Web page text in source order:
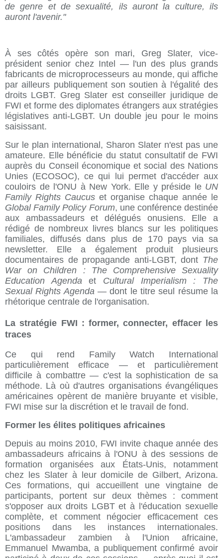
de genre et de sexualité, ils auront la culture, ils
auront l'avenir."
À ses côtés opère son mari, Greg Slater, vice-
président senior chez Intel — l'un des plus grands
fabricants de microprocesseurs au monde, qui affiche
par ailleurs publiquement son soutien à l'égalité des
droits LGBT. Greg Slater est conseiller juridique de
FWI et forme des diplomates étrangers aux stratégies
législatives anti-LGBT. Un double jeu pour le moins
saisissant.
Sur le plan international, Sharon Slater n'est pas une
amateure. Elle bénéficie du statut consultatif de FWI
auprès du Conseil économique et social des Nations
Unies (ECOSOC), ce qui lui permet d'accéder aux
couloirs de l'ONU à New York. Elle y préside le UN
Family Rights Caucus et organise chaque année le
Global Family Policy Forum, une conférence destinée
aux ambassadeurs et délégués onusiens. Elle a
rédigé de nombreux livres blancs sur les politiques
familiales, diffusés dans plus de 170 pays via sa
newsletter. Elle a également produit plusieurs
documentaires de propagande anti-LGBT, dont The
War on Children : The Comprehensive Sexuality
Education Agenda et Cultural Imperialism : The
Sexual Rights Agenda — dont le titre seul résume la
rhétorique centrale de l'organisation.
La stratégie FWI : former, connecter, effacer les
traces
Ce qui rend Family Watch International
particulièrement efficace — et particulièrement
difficile à combattre — c'est la sophistication de sa
méthode. Là où d'autres organisations évangéliques
américaines opèrent de manière bruyante et visible,
FWI mise sur la discrétion et le travail de fond.
Former les élites politiques africaines
Depuis au moins 2010, FWI invite chaque année des
ambassadeurs africains à l'ONU à des sessions de
formation organisées aux États-Unis, notamment
chez les Slater à leur domicile de Gilbert, Arizona.
Ces formations, qui accueillent une vingtaine de
participants, portent sur deux thèmes : comment
s'opposer aux droits LGBT et à l'éducation sexuelle
complète, et comment négocier efficacement ces
positions dans les instances internationales.
L'ambassadeur zambien à l'Union africaine,
Emmanuel Mwamba, a publiquement confirmé avoir